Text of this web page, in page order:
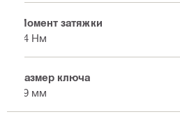
Момент затяжки
84 Нм
Размер ключа
19 мм